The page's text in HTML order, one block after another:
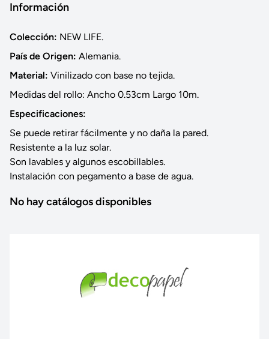
Información
Colección: NEW LIFE.
País de Origen: Alemania.
Material: Vinilizado con base no tejida.
Medidas del rollo: Ancho 0.53cm Largo 10m.
Especificaciones:
Se puede retirar fácilmente y no daña la pared.
Resistente a la luz solar.
Son lavables y algunos escobillables.
Instalación con pegamento a base de agua.
No hay catálogos disponibles